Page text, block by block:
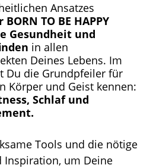
Ansatzes
TO BE HAPPY
Gesundheit und
in allen
Deines Lebens. Im
Du die Grundpfeiler für
Körper und Geist kennen:
Schlaf und
Tools und die nötige
um Deine